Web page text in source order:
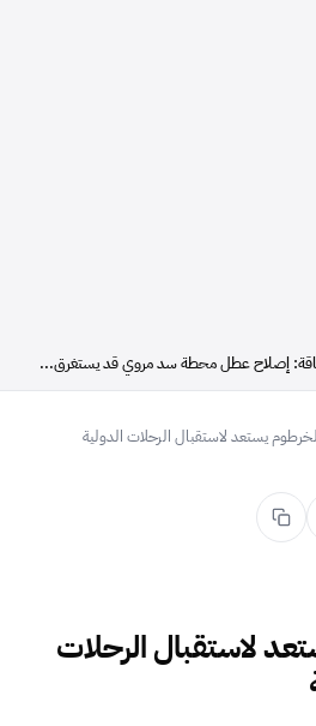
إصلاح عطل محطة سد مروي قد يستغرق...
يستعد لاستقبال الرحلات الدولية
لاستقبال الرحلات